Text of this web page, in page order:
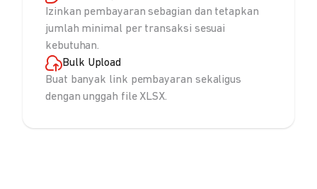
Izinkan pembayaran sebagian dan tetapkan
jumlah minimal per transaksi sesuai
kebutuhan.
Bulk Upload
Buat banyak link pembayaran sekaligus
dengan unggah file XLSX.